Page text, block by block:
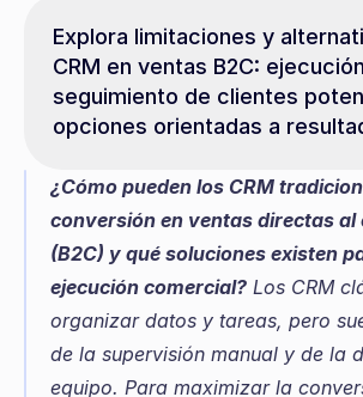
Explora limitaciones y
CRM en ventas B2C: ejecución,
seguimiento de clientes
opciones orientadas a
¿Cómo pueden los CRM
conversión en ventas directas al
(B2C) y qué soluciones existen
ejecución comercial? Los CRM
organizar datos y tareas, pero
de la supervisión manual y de la
equipo. Para maximizar la